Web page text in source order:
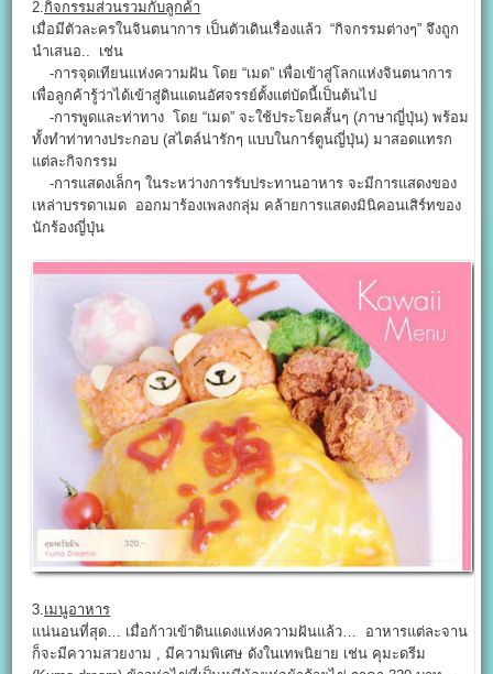
2.กิจกรรมส่วนรวมกับลูกค้า
เมื่อมีตัวละครในจินตนาการ เป็นตัวเดินเรื่องแล้ว “กิจกรรมต่างๆ” จึงถูก
นำเสนอ.. เช่น
-การจุดเทียนแห่งความฝัน โดย “เมด” เพื่อเข้าสู่โลกแห่งจินตนาการ
เพื่อลูกค้ารู้ว่าได้เข้าสู่ดินแดนอัศจรรย์ตั้งแต่บัดนี้เป็นต้นไป
-การพูดและท่าทาง โดย “เมด” จะใช้ประโยคสั้นๆ (ภาษาญี่ปุ่น) พร้อม
ทั้งทำท่าทางประกอบ (สไตล์น่ารักๆ แบบในการ์ตูนญี่ปุ่น) มาสอดแทรก
แต่ละกิจกรรม
-การแสดงเล็กๆ ในระหว่างการรับประทานอาหาร จะมีการแสดงของ
เหล่าบรรดาเมด ออกมาร้องเพลงกลุ่ม คล้ายการแสดงมินิคอนเสิร์ทของ
นักร้องญี่ปุ่น
3.เมนูอาหาร
แน่นอนที่สุด… เมื่อก้าวเข้าดินแดงแห่งความฝันแล้ว… อาหารแต่ละจาน
ก็จะมีความสวยงาม , มีความพิเศษ ดังในเทพนิยาย เช่น คุมะดรีม